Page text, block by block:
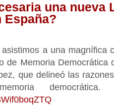
una nueva
España?
a una magnífica
de Memoria Democrática
que delineó las
democrática.